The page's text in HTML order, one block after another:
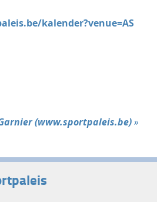
kalender?venue=AS
(www.sportpaleis.be)»